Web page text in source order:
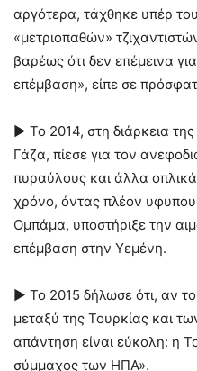
αργότερα, τάχθηκε υπέρ
«μετριοπαθών»
βαρέως ότι δεν επέμεινα
επέμβαση», είπε σε
► Το 2014, στη διάρκεια
Γάζα, πίεσε για τον
πυραύλους και άλλα
χρόνο, όντας πλέον
Ομπάμα, υποστήριξε την
επέμβαση στην Υεμένη.
► Το 2015 δήλωσε ότι, αν
μεταξύ της Τουρκίας και
απάντηση είναι εύκολη: η
σύμμαχος των ΗΠΑ».